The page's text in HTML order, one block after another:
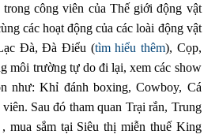
công viên của Thế giới động vật
các hoạt động của các loài động vật
Đà, Đà Điểu (tìm hiểu thêm), Cọp,
môi trường tự do đi lại, xem các show
như: Khỉ đánh boxing, Cowboy, Cá
Sau đó tham quan Trại rắn, Trung
mua sắm tại Siêu thị miễn thuế King